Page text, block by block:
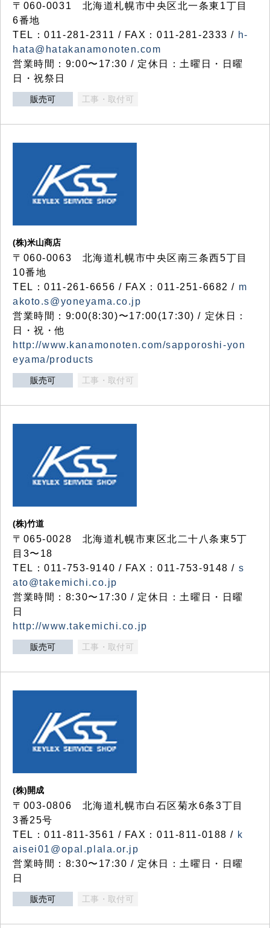
〒060-0031 北海道札幌市中央区北一条東1丁目
6番地
TEL：011-281-2311 / FAX：011-281-2333 / h-
hata@hatakanamonoten.com
営業時間：9:00〜17:30 / 定休日：土曜日・日曜
日・祝祭日
販売可 工事・取付可
(株)米山商店
〒060-0063 北海道札幌市中央区南三条西5丁目
10番地
TEL：011-261-6656 / FAX：011-251-6682 / m
akoto.s@yoneyama.co.jp
営業時間：9:00(8:30)〜17:00(17:30) / 定休日：
日・祝・他
http://www.kanamonoten.com/sapporoshi-yon
eyama/products
販売可 工事・取付可
(株)竹道
〒065-0028 北海道札幌市東区北二十八条東5丁
目3〜18
TEL：011-753-9140 / FAX：011-753-9148 / s
ato@takemichi.co.jp
営業時間：8:30〜17:30 / 定休日：土曜日・日曜
日
http://www.takemichi.co.jp
販売可 工事・取付可
(株)開成
〒003-0806 北海道札幌市白石区菊水6条3丁目
3番25号
TEL：011-811-3561 / FAX：011-811-0188 / k
aisei01@opal.plala.or.jp
営業時間：8:30〜17:30 / 定休日：土曜日・日曜
日
販売可 工事・取付可